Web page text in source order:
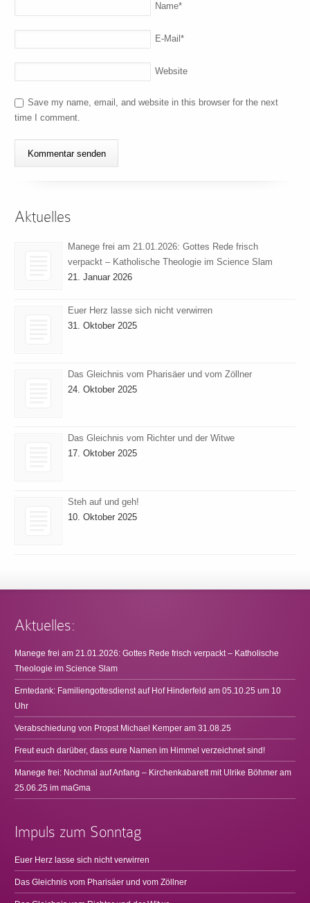
Name*
E-Mail*
Website
Save my name, email, and website in this browser for the next
time I comment.
Aktuelles
Manege frei am 21.01.2026: Gottes Rede frisch
verpackt – Katholische Theologie im Science Slam
21. Januar 2026
Euer Herz lasse sich nicht verwirren
31. Oktober 2025
Das Gleichnis vom Pharisäer und vom Zöllner
24. Oktober 2025
Das Gleichnis vom Richter und der Witwe
17. Oktober 2025
Steh auf und geh!
10. Oktober 2025
Aktuelles:
Manege frei am 21.01.2026: Gottes Rede frisch verpackt – Katholische
Theologie im Science Slam
Erntedank: Familiengottesdienst auf Hof Hinderfeld am 05.10.25 um 10
Uhr
Verabschiedung von Propst Michael Kemper am 31.08.25
Freut euch darüber, dass eure Namen im Himmel verzeichnet sind!
Manege frei: Nochmal auf Anfang – Kirchenkabarett mit Ulrike Böhmer am
25.06.25 im maGma
Impuls zum Sonntag
Euer Herz lasse sich nicht verwirren
Das Gleichnis vom Pharisäer und vom Zöllner